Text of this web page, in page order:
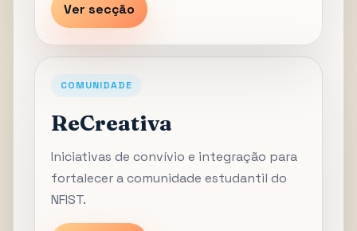
Ver secção
COMUNIDADE
ReCreativa
Iniciativas de convívio e integração para
fortalecer a comunidade estudantil do
NFIST.